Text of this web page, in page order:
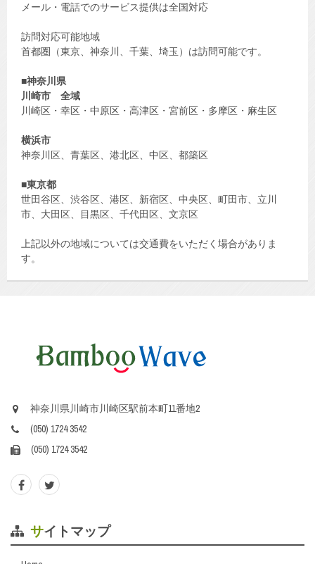
メール・電話でのサービス提供は全国対応
訪問対応可能地域
首都圏（東京、神奈川、千葉、埼玉）は訪問可能です。
■神奈川県
川崎市
全域
川崎区・幸区・中原区・高津区・宮前区・多摩区・麻生区
横浜市
神奈川区、青葉区、港北区、中区、都築区
■東京都
世田谷区、渋谷区、港区、新宿区、中央区、町田市、立川
市、大田区、目黒区、千代田区、文京区
上記以外の地域については交通費をいただく場合がありま
す。
神奈川県川崎市川崎区駅前本町11番地2
(050) 1724 3542
(050) 1724 3542
サイトマップ